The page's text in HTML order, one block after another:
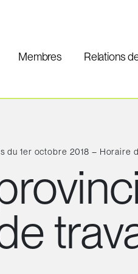
Membres Relations
du 1er octobre 2018 – Horaire